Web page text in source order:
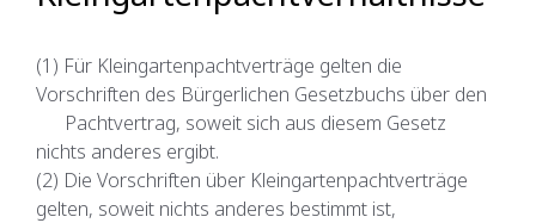
(1) Für Kleingartenpachtverträge gelten die
Vorschriften des Bürgerlichen Gesetzbuchs über den
Pachtvertrag, soweit sich aus diesem Gesetz
nichts anderes ergibt.
(2) Die Vorschriften über Kleingartenpachtverträge
gelten, soweit nichts anderes bestimmt ist,